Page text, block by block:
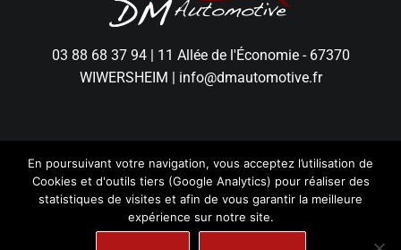
03 88 68 37 94| 11 Allée de l'Économie - 67370
WIWERSHEIM
info@dmautomotive.fr
DM Automotive - Tous droits réservés.Mentions
En poursuivant votre navigation, vous acceptez l’utilisation de
Cookies et d'outils tiers (Google Analytics) pour réaliser des
statistiques de visites et afin de vous garantir la meilleure
expérience sur notre site.